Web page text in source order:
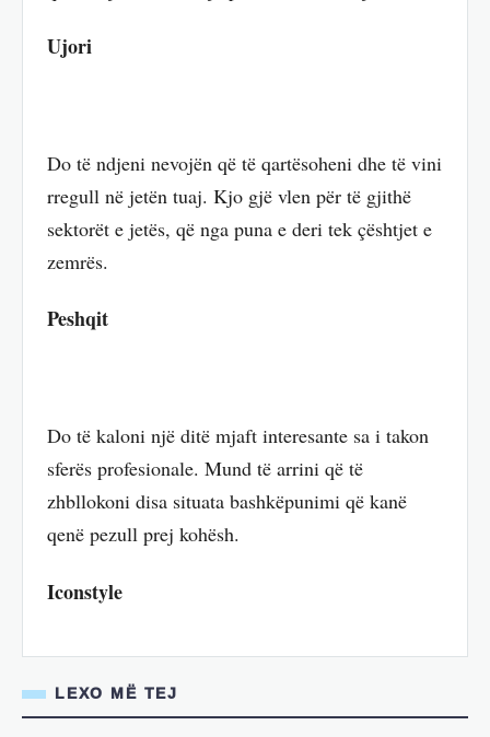
Ujori
Do të ndjeni nevojën që të qartësoheni dhe të vini
rregull në jetën tuaj. Kjo gjë vlen për të gjithë
sektorët e jetës, që nga puna e deri tek çështjet e
zemrës.
Peshqit
Do të kaloni një ditë mjaft interesante sa i takon
sferës profesionale. Mund të arrini që të
zhbllokoni disa situata bashkëpunimi që kanë
qenë pezull prej kohësh.
Iconstyle
LEXO MË TEJ